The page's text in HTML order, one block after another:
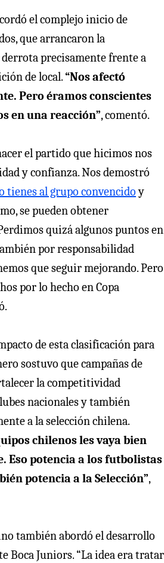
el complejo inicio de
que arrancaron la
precisamente frente a
de local.“Nos afectó
Pero éramos conscientes
en una reacción”, comentó.
el partido que hicimos nos
y confianza. Nos demostró
tienes al grupo convencidoy
se pueden obtener
quizá algunos puntos en
por responsabilidad
que seguir mejorando. Pero
por lo hecho en Copa
de esta clasificación para
sostuvo que campañas de
la competitividad
nacionales y también
a la selección chilena.
chilenos les vaya bien
Eso potencia a los futbolistas
potencia a la Selección”,
también abordó el desarrollo
Boca Juniors. “La idea era tratar